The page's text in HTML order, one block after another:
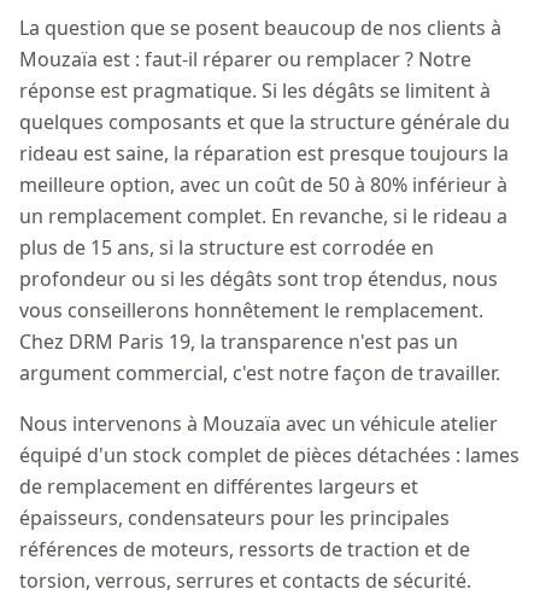
La question que se posent beaucoup de nos clients à
Mouzaïa est : faut-il réparer ou remplacer ? Notre
réponse est pragmatique. Si les dégâts se limitent à
quelques composants et que la structure générale du
rideau est saine, la réparation est presque toujours la
meilleure option, avec un coût de 50 à 80% inférieur à
un remplacement complet. En revanche, si le rideau a
plus de 15 ans, si la structure est corrodée en
profondeur ou si les dégâts sont trop étendus, nous
vous conseillerons honnêtement le remplacement.
Chez DRM Paris 19, la transparence n'est pas un
argument commercial, c'est notre façon de travailler.
Nous intervenons à Mouzaïa avec un véhicule atelier
équipé d'un stock complet de pièces détachées : lames
de remplacement en différentes largeurs et
épaisseurs, condensateurs pour les principales
références de moteurs, ressorts de traction et de
torsion, verrous, serrures et contacts de sécurité.